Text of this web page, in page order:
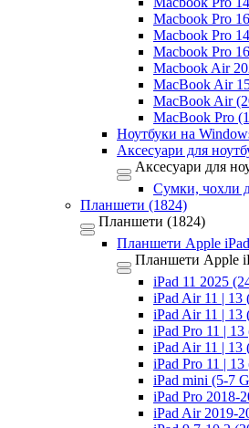
Macbook Pro
Macbook Pro
Macbook Pro
Macbook Air
MacBook Air
MacBook Air
MacBook Pro
Ноутбуки на
Аксесуари для
Аксесуари для
Сумки, чохли
Планшети (1824)
Планшети (1824)
Планшети Apple
Планшети Apple
iPad 11 2025
iPad Air 11 | 13
iPad Air 11 | 13
iPad Pro 11 |
iPad Air 11 | 13
iPad Pro 11 |
iPad mini (5-7
iPad Pro 2018-
iPad Air 2019-